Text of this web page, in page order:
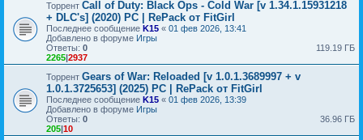
Торрент Call of Duty: Black Ops - Cold War [v 1.34.1.15931218
+ DLC's] (2020) PC | RePack от FitGirl
Последнее сообщение K15 « 01 фев 2026, 13:41
Добавлено в форуме Игры
Ответы: 0
2265|2937
119.19 ГБ
Торрент Gears of War: Reloaded [v 1.0.1.3689997 + v
1.0.1.3725653] (2025) PC | RePack от FitGirl
Последнее сообщение K15 « 01 фев 2026, 13:39
Добавлено в форуме Игры
Ответы: 0
205|10
36.96 ГБ